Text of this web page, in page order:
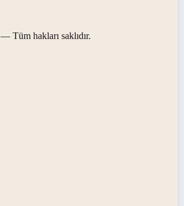
— Tüm hakları saklıdır.